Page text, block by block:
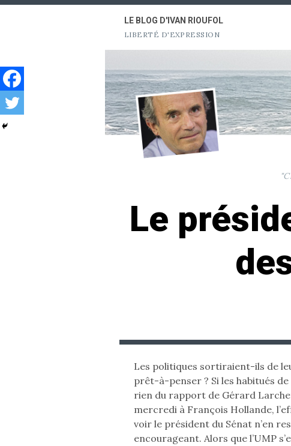
Aller
LE BLOG D'IVAN RIOUFOL
LIBERTÉ D'EXPRESSION
Le
Les politiques sortiraient-ils de
prêt-à-penser ? Si les habitués
rien du rapport de Gérard
mercredi à François Hollande,
voir le président du Sénat n’en
encourageant. Alors que l’UMP